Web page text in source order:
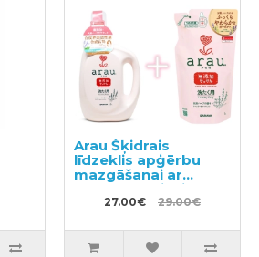
Arau Šķidrais
līdzeklis apģērbu
mazgāšanai ar
sastāvam pievienoto
lavandas un
ekstraktu 1200ml +
pildviela 1000ml
27.00€ 29.00€